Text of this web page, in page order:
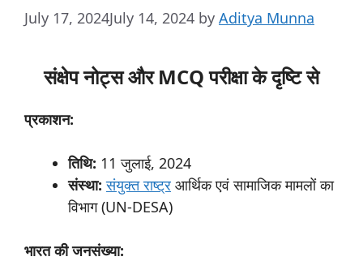
July 17, 2024July 14, 2024 by Aditya Munna
संक्षेप नोट्स और MCQ परीक्षा के दृष्टि से
प्रकाशन:
तिथि: 11 जुलाई, 2024
संस्था: संयुक्त राष्ट्र आर्थिक एवं सामाजिक मामलों का
विभाग (UN-DESA)
भारतकीजनसंख्या: